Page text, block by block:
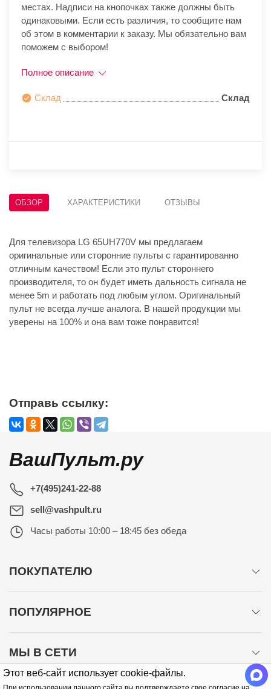
Этот веб-сайт использует cookie-файлы.
местах. Надписи на кнопочках также должны быть
одинаковыми. Если есть различия, то сообщите нам
об этом в комментарии к заказу. Мы обязательно вам
поможем с выбором!
Полное описание
Склад Склад
ОБЗОР ХАРАКТЕРИСТИКИ ОТЗЫВЫ
Для телевизора LG 65UH770V мы предлагаем
оригинальные или сторонние пульты с гарантированно
отличным качеством! Если это пульт стороннего
производителя, то он будет иметь дальность сигнала не
менее 5m и работать под любым углом. Оригинальный
пульт не всегда лучше аналога. В нашей продукции мы
уверены на 100% и она вам тоже понравится!
Отправь ссылку:
ВашПульт.ру
+7(495)241-22-88
sell@vashpult.ru
Часы работы 10:00 – 18:45 без обеда
ПОКУПАТЕЛЮ
ПОПУЛЯРНОЕ
МЫ В СЕТИ